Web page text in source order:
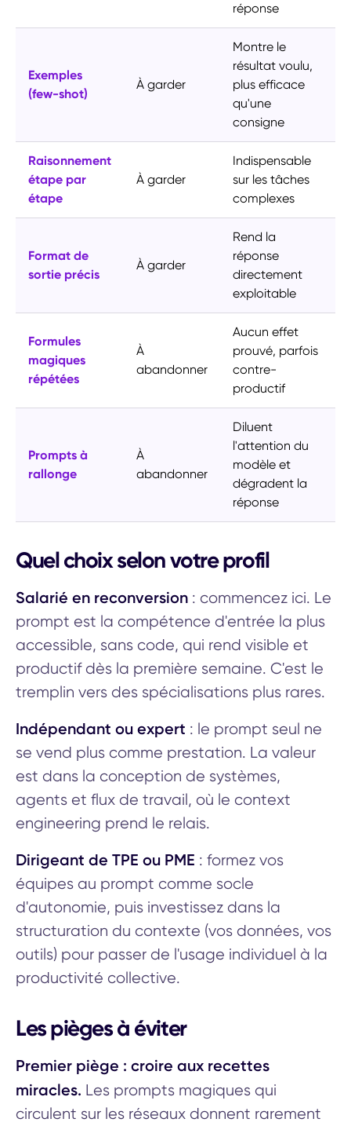
réponse
Exemples
(few-shot)
À garder
Montre le
résultat voulu,
plus efficace
qu'une
consigne
Raisonnement
étape par
étape
À garder
Indispensable
sur les tâches
complexes
Format de
sortie précis
À garder
Rend la
réponse
directement
exploitable
Formules
magiques
répétées
À
abandonner
Aucun effet
prouvé, parfois
contre-
productif
Prompts à
rallonge
À
abandonner
Diluent
l'attention du
modèle et
dégradent la
réponse
Quel choix selon votre profil
Salarié en reconversion : commencez ici. Le
prompt est la compétence d'entrée la plus
accessible, sans code, qui rend visible et
productif dès la première semaine. C'est le
tremplin vers des spécialisations plus rares.
Indépendant ou expert : le prompt seul ne
se vend plus comme prestation. La valeur
est dans la conception de systèmes,
agents et flux de travail, où le context
engineering prend le relais.
Dirigeant de TPE ou PME : formez vos
équipes au prompt comme socle
d'autonomie, puis investissez dans la
structuration du contexte (vos données, vos
outils) pour passer de l'usage individuel à la
productivité collective.
Les pièges à éviter
Premier piège : croire aux recettes
miracles. Les prompts magiques qui
circulent sur les réseaux donnent rarement